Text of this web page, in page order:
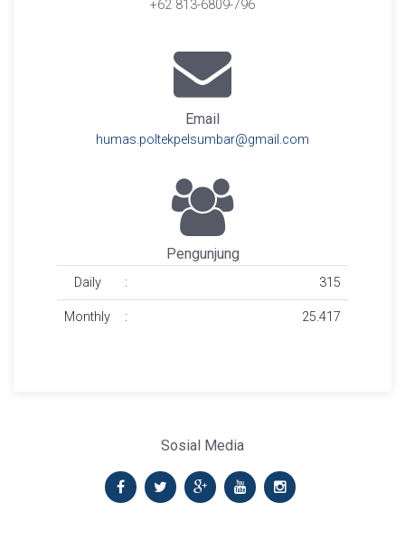
+62 813-6809-796
Email
humas.poltekpelsumbar@gmail.com
Pengunjung
Daily : 315
Monthly : 25.417
Sosial Media